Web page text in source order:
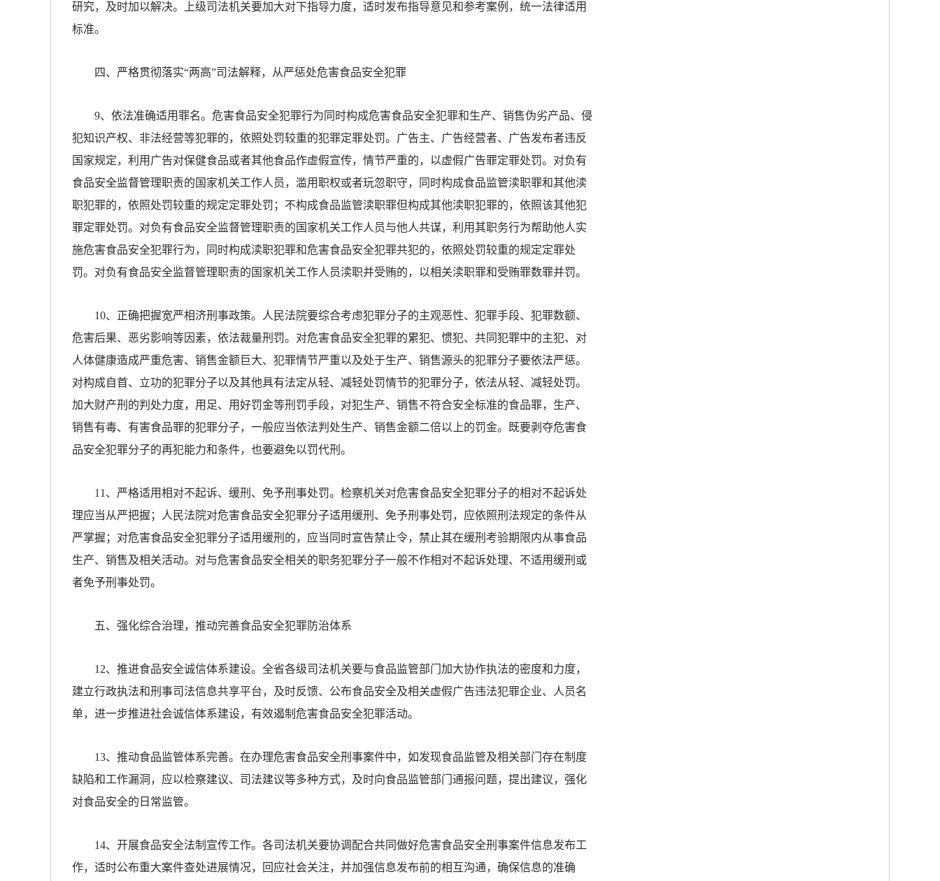
研究，及时加以解决。上级司法机关要加大对下指导力度，适时发布指导意见和参考案例，统一法律适用
标准。
四、严格贯彻落实“两高”司法解释，从严惩处危害食品安全犯罪
9、依法准确适用罪名。危害食品安全犯罪行为同时构成危害食品安全犯罪和生产、销售伪劣产品、侵
犯知识产权、非法经营等犯罪的，依照处罚较重的犯罪定罪处罚。广告主、广告经营者、广告发布者违反
国家规定，利用广告对保健食品或者其他食品作虚假宣传，情节严重的，以虚假广告罪定罪处罚。对负有
食品安全监督管理职责的国家机关工作人员，滥用职权或者玩忽职守，同时构成食品监管渎职罪和其他渎
职犯罪的，依照处罚较重的规定定罪处罚；不构成食品监管渎职罪但构成其他渎职犯罪的，依照该其他犯
罪定罪处罚。对负有食品安全监督管理职责的国家机关工作人员与他人共谋，利用其职务行为帮助他人实
施危害食品安全犯罪行为，同时构成渎职犯罪和危害食品安全犯罪共犯的，依照处罚较重的规定定罪处
罚。对负有食品安全监督管理职责的国家机关工作人员渎职并受贿的，以相关渎职罪和受贿罪数罪并罚。
10、正确把握宽严相济刑事政策。人民法院要综合考虑犯罪分子的主观恶性、犯罪手段、犯罪数额、
危害后果、恶劣影响等因素，依法裁量刑罚。对危害食品安全犯罪的累犯、惯犯、共同犯罪中的主犯、对
人体健康造成严重危害、销售金额巨大、犯罪情节严重以及处于生产、销售源头的犯罪分子要依法严惩。
对构成自首、立功的犯罪分子以及其他具有法定从轻、减轻处罚情节的犯罪分子，依法从轻、减轻处罚。
加大财产刑的判处力度，用足、用好罚金等刑罚手段，对犯生产、销售不符合安全标准的食品罪，生产、
销售有毒、有害食品罪的犯罪分子，一般应当依法判处生产、销售金额二倍以上的罚金。既要剥夺危害食
品安全犯罪分子的再犯能力和条件，也要避免以罚代刑。
11、严格适用相对不起诉、缓刑、免予刑事处罚。检察机关对危害食品安全犯罪分子的相对不起诉处
理应当从严把握；人民法院对危害食品安全犯罪分子适用缓刑、免予刑事处罚，应依照刑法规定的条件从
严掌握；对危害食品安全犯罪分子适用缓刑的，应当同时宣告禁止令，禁止其在缓刑考验期限内从事食品
生产、销售及相关活动。对与危害食品安全相关的职务犯罪分子一般不作相对不起诉处理、不适用缓刑或
者免予刑事处罚。
五、强化综合治理，推动完善食品安全犯罪防治体系
12、推进食品安全诚信体系建设。全省各级司法机关要与食品监管部门加大协作执法的密度和力度，
建立行政执法和刑事司法信息共享平台，及时反馈、公布食品安全及相关虚假广告违法犯罪企业、人员名
单，进一步推进社会诚信体系建设，有效遏制危害食品安全犯罪活动。
13、推动食品监管体系完善。在办理危害食品安全刑事案件中，如发现食品监管及相关部门存在制度
缺陷和工作漏洞，应以检察建议、司法建议等多种方式，及时向食品监管部门通报问题，提出建议，强化
对食品安全的日常监管。
14、开展食品安全法制宣传工作。各司法机关要协调配合共同做好危害食品安全刑事案件信息发布工
作，适时公布重大案件查处进展情况，回应社会关注，并加强信息发布前的相互沟通，确保信息的准确